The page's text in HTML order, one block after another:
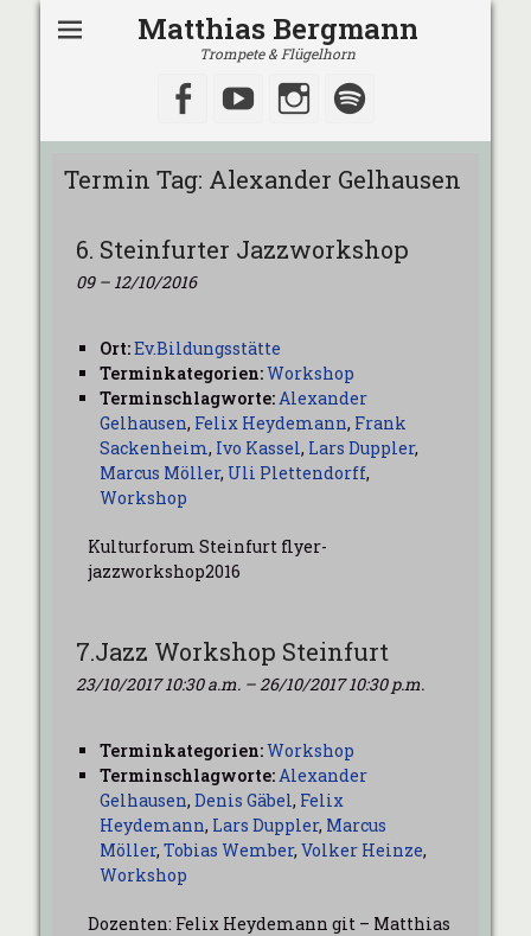
Matthias Bergmann
Trompete & Flügelhorn
Facebook
YouTubeInstagram
Termin Tag: Alexander Gelhausen
6. Steinfurter Jazzworkshop
09– 12/10/2016
Ort:Ev.Bildungsstätte
Terminkategorien:Workshop
Terminschlagworte:Alexander
Gelhausen, Felix Heydemann, Frank
Sackenheim, Ivo Kassel, Lars Duppler,
Marcus Möller, Uli Plettendorff,
Workshop
Kulturforum Steinfurt flyer-
jazzworkshop2016
7.Jazz Workshop Steinfurt
23/10/2017 10:30 a.m. –26/10/2017 10:30 p.m.
Terminkategorien:Workshop
Terminschlagworte:Alexander
Gelhausen, Denis Gäbel, Felix
Heydemann, Lars Duppler, Marcus
Möller, Tobias Wember, Volker Heinze,
Workshop
Dozenten: Felix Heydemann git – Matthias